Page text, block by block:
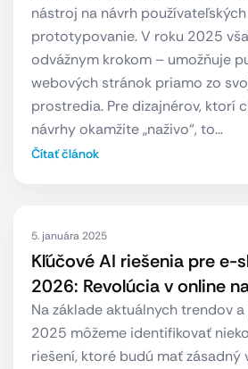
nástroj na návrh
prototypovanie. V roku 2025
odvážnym krokom – umožňuje
webových stránok priamo zo
prostredia. Pre dizajnérov, ktorí
návrhy okamžite „naživo“, to…
Čítať článok
5. januára 2025
Kľúčové AI riešenia pre e-
2026: Revolúcia v online
Na základe aktuálnych trendov
2025 môžeme identifikovať
riešení, ktoré budú mať zásadný